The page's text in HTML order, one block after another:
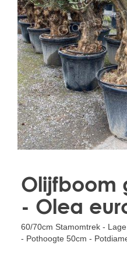
Treesafe
VORSTBESCHERMINGVOORBOMEN.NL
WINTERSCHUTZFUERBAEUME.DE
FROSTPROTECTIONFORTREES.CO.UK
Terracotta
TERRACOTTA.NL
TERRACOTTA.BE
TERRAKOTTA.DE
Olijfboom
- Olea
60/70cm Stamomtrek -
- Pothoogte 50cm -